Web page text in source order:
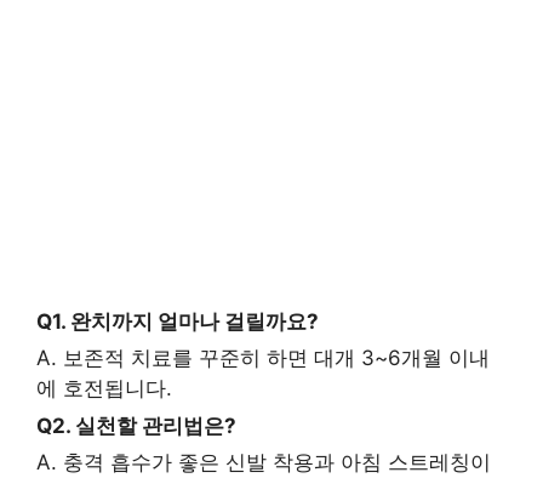
Q1. 완치까지 얼마나 걸릴까요?
A. 보존적 치료를 꾸준히 하면 대개 3~6개월 이내
에 호전됩니다.
Q2. 실천할 관리법은?
A. 충격 흡수가 좋은 신발 착용과 아침 스트레칭이